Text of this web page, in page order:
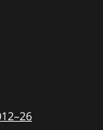
–to
26